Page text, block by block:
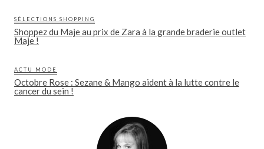
SÉLECTIONS SHOPPING
Shoppez du Maje au prix de Zara à la grande braderie outlet
Maje !
ACTU MODE
Octobre Rose : Sezane & Mango aident à la lutte contre le
cancer du sein !